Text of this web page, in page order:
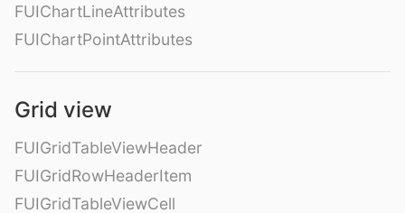
FUIChartLineAttributes
FUIChartPointAttributes
Grid view
FUIGridTableViewHeader
FUIGridRowHeaderItem
FUIGridTableViewCell